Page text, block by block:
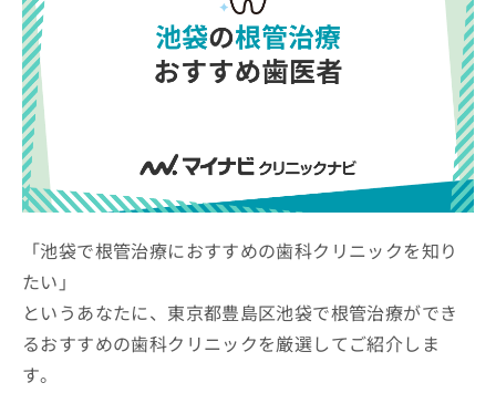
「池袋で根管治療におすすめの歯科クリニックを知り
たい」
というあなたに、東京都豊島区池袋で根管治療ができ
るおすすめの歯科クリニックを厳選してご紹介しま
す。
マ
イ
ナ
ビ
ク
リ
ニ
ッ
ク
ビ
関
す
る
お
問
医
療
関
係
者
の
方
は
こ
ら
広
告
出
稿
広
告
代
理